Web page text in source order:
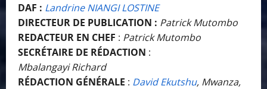
DAF : Landrine NIANGI LOSTINE
DIRECTEUR DE PUBLICATION : Patrick Mutombo
REDACTEUR EN CHEF : Patrick Mutombo
SECRÉTAIRE DE RÉDACTION :
Mbalangayi Richard
RÉDACTION GÉNÉRALE : David Ekutshu, Mwanza,